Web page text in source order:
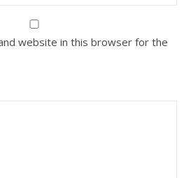
website in this browser for the